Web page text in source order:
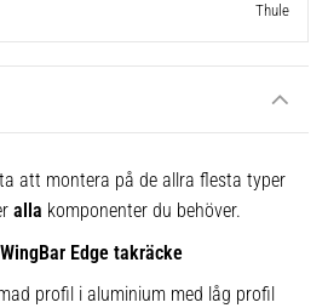
Thule
att montera på de allra flesta typer
alla komponenter du behöver.
Edge takräcke
profil i aluminium med låg profil